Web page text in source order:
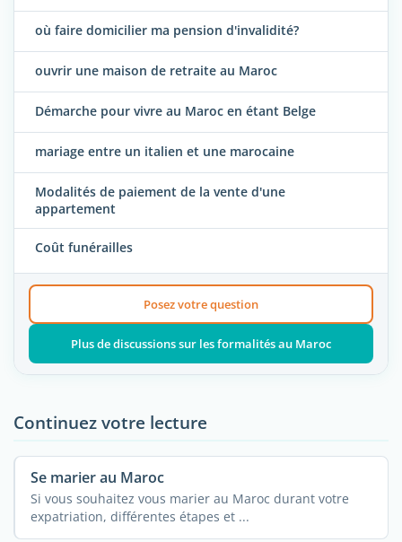
où faire domicilier ma pension d'invalidité?
ouvrir une maison de retraite au Maroc
Démarche pour vivre au Maroc en étant Belge
mariage entre un italien et une marocaine
Modalités de paiement de la vente d'une
appartement
Coût funérailles
Posez votre question
Plus de discussions sur les formalités au Maroc
Continuez votre lecture
Se marier au Maroc
Si vous souhaitez vous marier au Maroc durant votre
expatriation, différentes étapes et ...